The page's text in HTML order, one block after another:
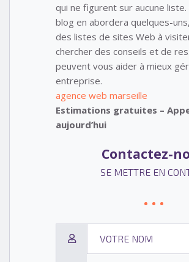
qui ne figurent sur aucune
blog en abordera quelques-
des listes de sites Web à
chercher des conseils et de
peuvent vous aider à mieux
entreprise.
agence web marseille
Estimations gratuites –
aujourd’hui
Contactez-
SE METTRE EN